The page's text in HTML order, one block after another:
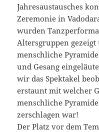
Jahresaustausches
Zeremonie in
wurden
Altersgruppen
menschliche
und Gesang
wir das Spektakel
erstaunt mit welcher
menschliche
zerschlagen war!
Der Platz vor dem